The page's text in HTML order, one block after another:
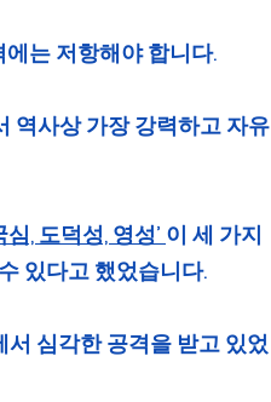
는 저항해야 합니다.
역사상 가장 강력하고 자유
심, 도덕성, 영성’ 이 세 가지
있다고 했었습니다.
심각한 공격을 받고 있었